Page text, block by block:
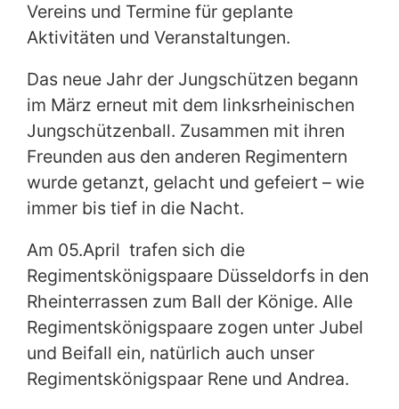
Vereins und Termine für geplante
Aktivitäten und Veranstaltungen.
Das neue Jahr der Jungschützen begann
im März erneut mit dem linksrheinischen
Jungschützenball. Zusammen mit ihren
Freunden aus den anderen Regimentern
wurde getanzt, gelacht und gefeiert – wie
immer bis tief in die Nacht.
Am 05.April trafen sich die
Regimentskönigspaare Düsseldorfs in den
Rheinterrassen zum Ball der Könige. Alle
Regimentskönigspaare zogen unter Jubel
und Beifall ein, natürlich auch unser
Regimentskönigspaar Rene und Andrea.